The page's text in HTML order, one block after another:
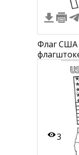
Флаг США
3